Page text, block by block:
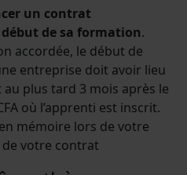
un contrat
de sa formation.
accordée, le début de
entreprise doit avoir lieu
plus tard 3 mois après le
où l’apprenti est inscrit.
mémoire lors de votre
votre contrat